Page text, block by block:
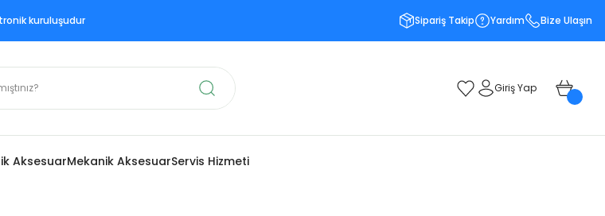
kuruluşudur Sipariş Takip Yardım Bize Ulaşın
Giriş Yap
AksesuarMekanik AksesuarServis Hizmeti